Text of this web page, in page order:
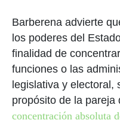
Barberena advierte
los poderes del
finalidad de
funciones o las
legislativa y electoral,
propósito de la pareja
concentración absoluta